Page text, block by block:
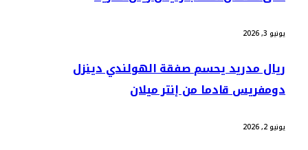
يونيو 3, 2026
ريال مدريد يحسم صفقة الهولندي دينزل
دومفريس قادما من إنتر ميلان
يونيو 2, 2026